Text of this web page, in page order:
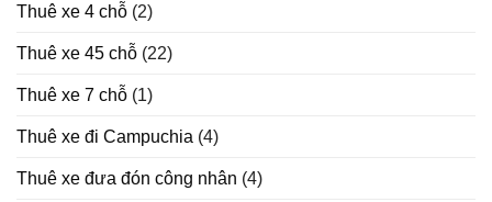
Thuê xe 4 chỗ (2)
Thuê xe 45 chỗ (22)
Thuê xe 7 chỗ (1)
Thuê xe đi Campuchia (4)
Thuê xe đưa đón công nhân (4)